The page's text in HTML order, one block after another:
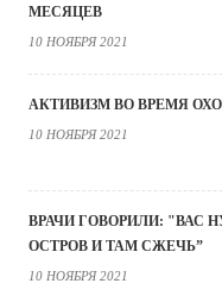
МЕСЯЦЕВ
10 НОЯБРЯ 2021
АКТИВИЗМ ВО ВРЕМЯ
10 НОЯБРЯ 2021
ВРАЧИ ГОВОРИЛИ: "ВАС
ОСТРОВ И ТАМ СЖЕЧЬ”
10 НОЯБРЯ 2021